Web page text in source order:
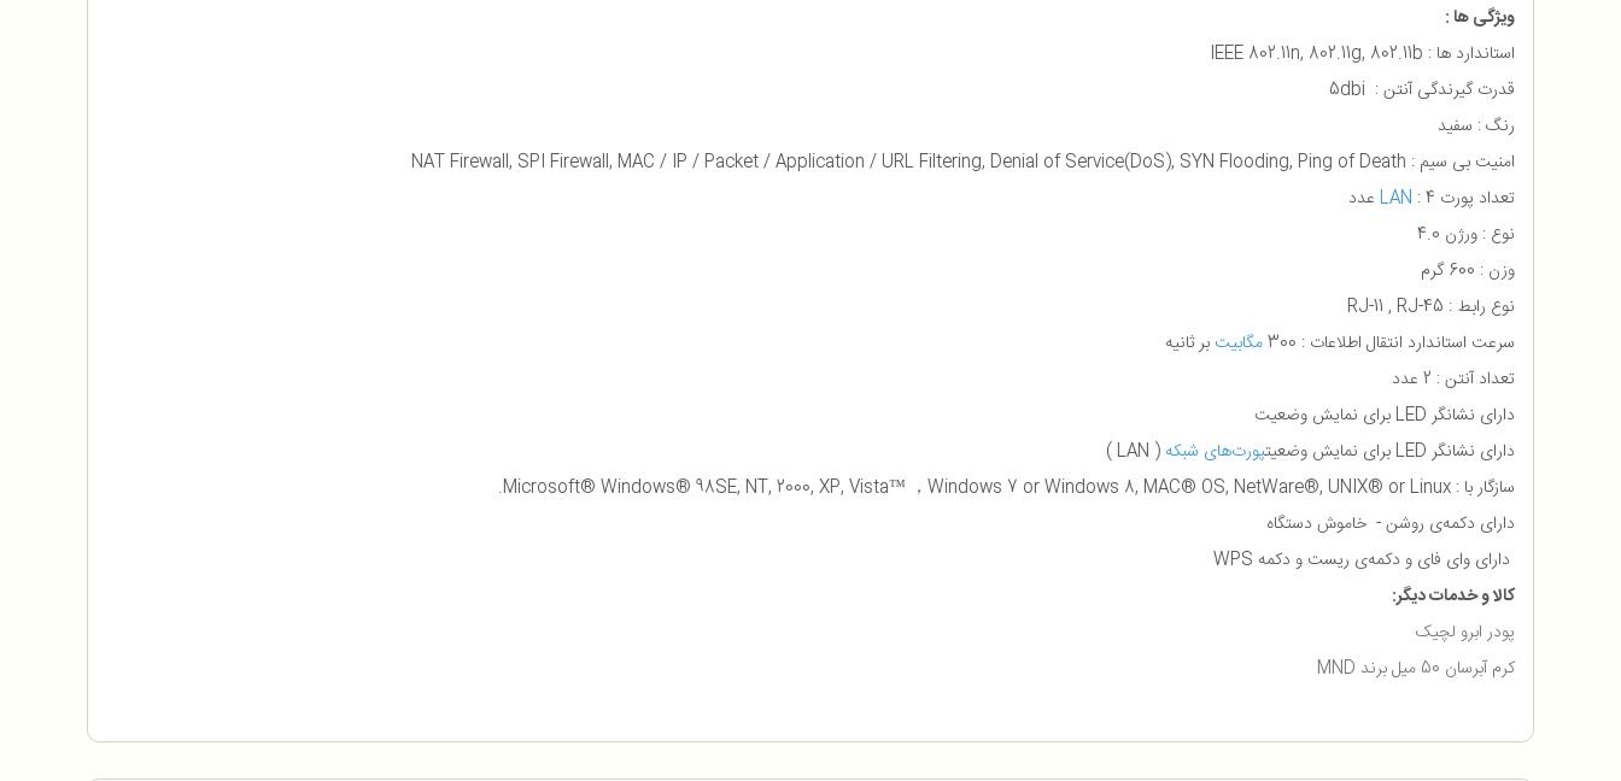
ویژگی ها :
استاندارد ها : IEEE 802.11n, 802.11g, 802.11b
قدرت گیرندگی آنتن : 5dbi
رنگ : سفید
امنیت بی سیم : NAT Firewall, SPI Firewall, MAC / IP / Packet / Application / URL Filtering, Denial of Service(DoS), SYN Flooding, Ping of Death
تعداد پورت
LAN : 4 عدد
نوع : ورژن 4.0
وزن : 600 گرم
نوع رابط : RJ-11 , RJ-45
سرعت استاندارد انتقال اطلاعات : 300
مگابیت بر ثانیه
تعداد آنتن : 2 عدد
دارای نشانگر LED برای نمایش وضعیت
دارای نشانگر LED برای نمایش وضعیت
پورت‌های شبکه ( LAN )
سازگار با : Microsoft® Windows® 98SE, NT, 2000, XP, Vista™ ，Windows 7 or Windows 8, MAC® OS, NetWare®, UNIX® or Linux.
دارای دکمه‌ی روشن - خاموش دستگاه
دارای وای فای و دکمه‌ی ریست و دکمه WPS
کالا و خدمات دیگر:
پودر ابرو لچیک
کرم آبرسان 50 میل برند MND